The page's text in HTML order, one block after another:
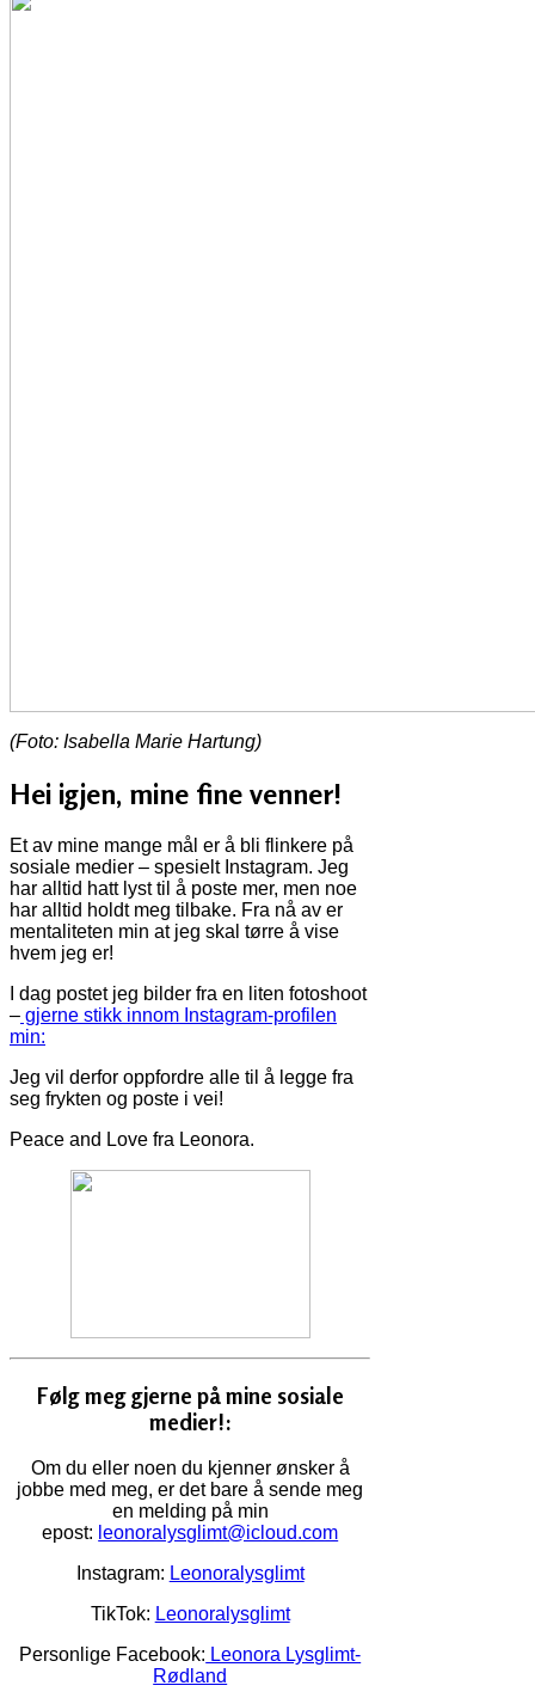
(Foto: Isabella Marie Hartung)
Hei igjen, mine fine venner!
Et av mine mange mål er å bli flinkere på
sosiale medier – spesielt Instagram. Jeg
har alltid hatt lyst til å poste mer, men noe
har alltid holdt meg tilbake. Fra nå av er
mentaliteten min at jeg skal tørre å vise
hvem jeg er!
I dag postet jeg bilder fra en liten fotoshoot
– gjerne stikk innom Instagram-profilen
min:
Jeg vil derfor oppfordre alle til å legge fra
seg frykten og poste i vei!
Peace and Love fra Leonora.
Følg meg gjerne på mine sosiale
medier!:
Om du eller noen du kjenner ønsker å
jobbe med meg, er det bare å sende meg
en melding på min
epost: leonoralysglimt@icloud.com
Instagram: Leonoralysglimt
TikTok: Leonoralysglimt
Personlige Facebook: Leonora Lysglimt-
Rødland